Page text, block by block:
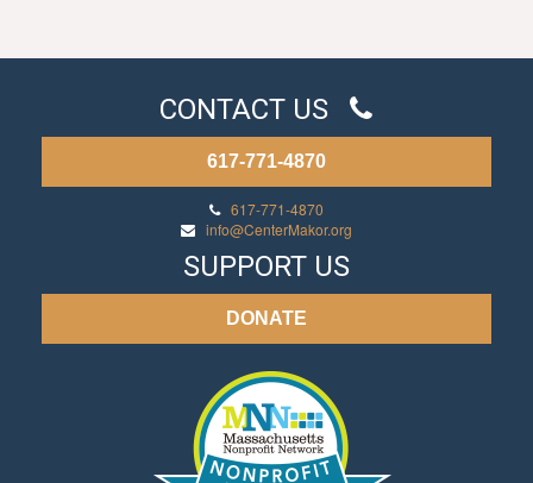
CONTACT US
617-771-4870
617-771-4870
info@CenterMakor.org
SUPPORT US
DONATE